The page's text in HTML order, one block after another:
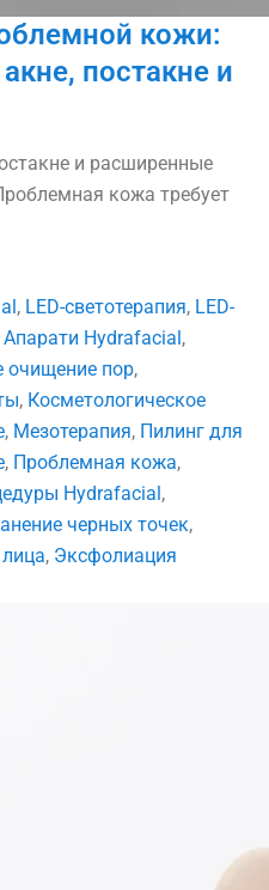
кожи:
постакне и
и расширенные
кожа требует
, LED-светотерапия, LED-
Апарати Hydrafacial ,
очищение пор,
, Косметологическое
, Мезотерапия, Пилинг для
, Проблемная кожа,
Hydrafacial ,
черных точек,
, Эксфолиация